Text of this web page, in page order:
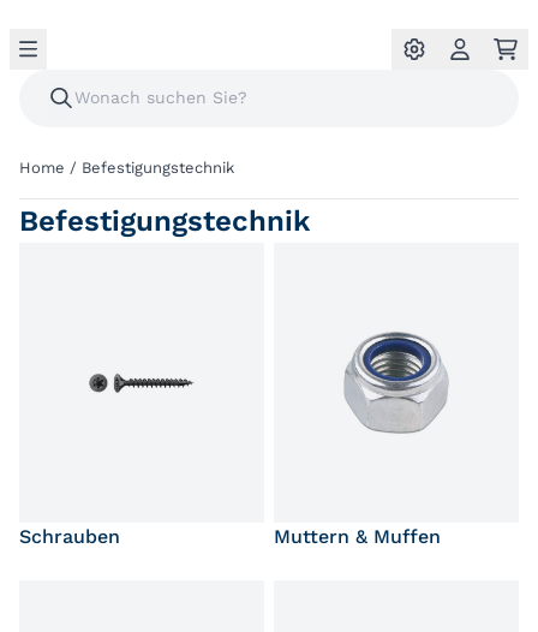
Home / Befestigungstechnik
Befestigungstechnik
Schrauben Muttern & Muffen